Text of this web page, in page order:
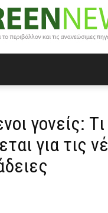
News
γονείς: Tι
για τις